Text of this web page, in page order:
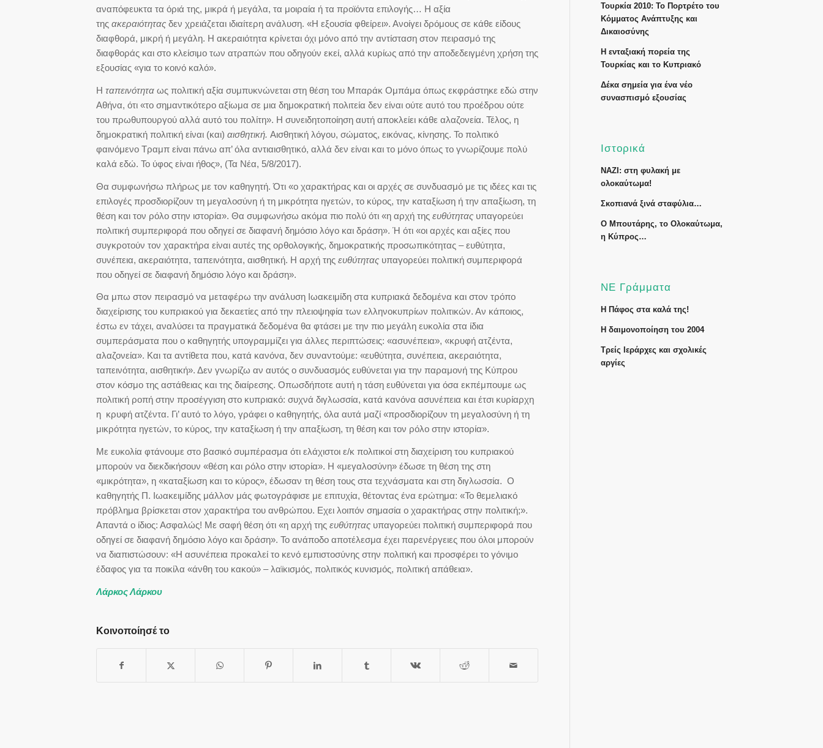
αναπόφευκτα τα όριά της, μικρά ή μεγάλα, τα μοιραία ή τα προϊόντα επιλογής… Η αξία
της ακεραιότητας δεν χρειάζεται ιδιαίτερη ανάλυση. «Η εξουσία φθείρει». Ανοίγει δρόμους σε κάθε είδους
διαφθορά, μικρή ή μεγάλη. Η ακεραιότητα κρίνεται όχι μόνο από την αντίσταση στον πειρασμό της
διαφθοράς και στο κλείσιμο των ατραπών που οδηγούν εκεί, αλλά κυρίως από την αποδεδειγμένη χρήση της
εξουσίας «για το κοινό καλό».
Η ταπεινότητα ως πολιτική αξία συμπυκνώνεται στη θέση του Μπαράκ Ομπάμα όπως εκφράστηκε εδώ στην
Αθήνα, ότι «το σημαντικότερο αξίωμα σε μια δημοκρατική πολιτεία δεν είναι ούτε αυτό του προέδρου ούτε
του πρωθυπουργού αλλά αυτό του πολίτη». Η συνειδητοποίηση αυτή αποκλείει κάθε αλαζονεία. Τέλος, η
δημοκρατική πολιτική είναι (και) αισθητική. Αισθητική λόγου, σώματος, εικόνας, κίνησης. Το πολιτικό
φαινόμενο Τραμπ είναι πάνω απ’ όλα αντιαισθητικό, αλλά δεν είναι και το μόνο όπως το γνωρίζουμε πολύ
καλά εδώ. Το ύφος είναι ήθος», (Τα Νέα, 5/8/2017).
Θα συμφωνήσω πλήρως με τον καθηγητή. Ότι «ο χαρακτήρας και οι αρχές σε συνδυασμό με τις ιδέες και τις
επιλογές προσδιορίζουν τη μεγαλοσύνη ή τη μικρότητα ηγετών, το κύρος, την καταξίωση ή την απαξίωση, τη
θέση και τον ρόλο στην ιστορία». Θα συμφωνήσω ακόμα πιο πολύ ότι «η αρχή της ευθύτητας υπαγορεύει
πολιτική συμπεριφορά που οδηγεί σε διαφανή δημόσιο λόγο και δράση». Ή ότι «οι αρχές και αξίες που
συγκροτούν τον χαρακτήρα είναι αυτές της ορθολογικής, δημοκρατικής προσωπικότητας – ευθύτητα,
συνέπεια, ακεραιότητα, ταπεινότητα, αισθητική. Η αρχή της ευθύτητας υπαγορεύει πολιτική συμπεριφορά
που οδηγεί σε διαφανή δημόσιο λόγο και δράση».
Θα μπω στον πειρασμό να μεταφέρω την ανάλυση Ιωακειμίδη στα κυπριακά δεδομένα και στον τρόπο
διαχείρισης του κυπριακού για δεκαετίες από την πλειοψηφία των ελληνοκυπρίων πολιτικών. Αν κάποιος,
έστω εν τάχει, αναλύσει τα πραγματικά δεδομένα θα φτάσει με την πιο μεγάλη ευκολία στα ίδια
συμπεράσματα που ο καθηγητής υπογραμμίζει για άλλες περιπτώσεις: «ασυνέπεια», «κρυφή ατζέντα,
αλαζονεία». Και τα αντίθετα που, κατά κανόνα, δεν συναντούμε: «ευθύτητα, συνέπεια, ακεραιότητα,
ταπεινότητα, αισθητική». Δεν γνωρίζω αν αυτός ο συνδυασμός ευθύνεται για την παραμονή της Κύπρου
στον κόσμο της αστάθειας και της διαίρεσης. Οπωσδήποτε αυτή η τάση ευθύνεται για όσα εκπέμπουμε ως
πολιτική ροπή στην προσέγγιση στο κυπριακό: συχνά διγλωσσία, κατά κανόνα ασυνέπεια και έτσι κυρίαρχη
η κρυφή ατζέντα. Γι’ αυτό το λόγο, γράφει ο καθηγητής, όλα αυτά μαζί «προσδιορίζουν τη μεγαλοσύνη ή τη
μικρότητα ηγετών, το κύρος, την καταξίωση ή την απαξίωση, τη θέση και τον ρόλο στην ιστορία».
Με ευκολία φτάνουμε στο βασικό συμπέρασμα ότι ελάχιστοι ε/κ πολιτικοί στη διαχείριση του κυπριακού
μπορούν να διεκδικήσουν «θέση και ρόλο στην ιστορία». Η «μεγαλοσύνη» έδωσε τη θέση της στη
«μικρότητα», η «καταξίωση και το κύρος», έδωσαν τη θέση τους στα τεχνάσματα και στη διγλωσσία. Ο
καθηγητής Π. Ιωακειμίδης μάλλον μάς φωτογράφισε με επιτυχία, θέτοντας ένα ερώτημα: «Το θεμελιακό
πρόβλημα βρίσκεται στον χαρακτήρα του ανθρώπου. Εχει λοιπόν σημασία ο χαρακτήρας στην πολιτική;».
Απαντά ο ίδιος: Ασφαλώς! Με σαφή θέση ότι «η αρχή της ευθύτητας υπαγορεύει πολιτική συμπεριφορά που
οδηγεί σε διαφανή δημόσιο λόγο και δράση». Το ανάποδο αποτέλεσμα έχει παρενέργειες που όλοι μπορούν
να διαπιστώσουν: «Η ασυνέπεια προκαλεί το κενό εμπιστοσύνης στην πολιτική και προσφέρει το γόνιμο
έδαφος για τα ποικίλα «άνθη του κακού» – λαϊκισμός, πολιτικός κυνισμός, πολιτική απάθεια».
Λάρκος Λάρκου
Κοινοποίησέ το
Τουρκία 2010: Το Πορτρέτο του
Κόμματος Ανάπτυξης και
Δικαιοσύνης
Η ενταξιακή πορεία της
Τουρκίας και το Κυπριακό
Δέκα σημεία για ένα νέο
συνασπισμό εξουσίας
Ιστορικά
ΝΑΖΙ: στη φυλακή με
ολοκαύτωμα!
Σκοπιανά ξινά σταφύλια…
Ο Μπουτάρης, το Ολοκαύτωμα,
η Κύπρος…
ΝΕ Γράμματα
Η Πάφος στα καλά της!
Η δαιμονοποίηση του 2004
Τρείς Ιεράρχες και σχολικές
αργίες